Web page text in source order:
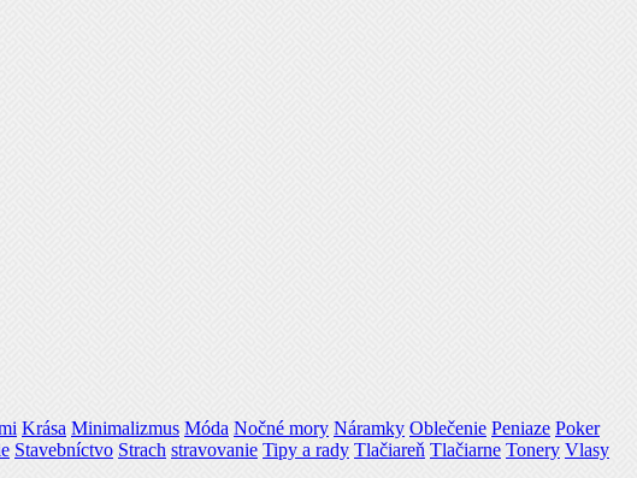
Krása Minimalizmus Móda Nočné mory Náramky Oblečenie Peniaze Poker
Stavebníctvo Strach stravovanie Tipy a rady Tlačiareň Tlačiarne Tonery Vlasy